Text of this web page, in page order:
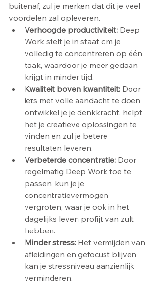
buitenaf, zul je merken dat dit je veel
voordelen zal opleveren.
Verhoogde productiviteit: Deep
Work stelt je in staat om je
volledig te concentreren op één
taak, waardoor je meer gedaan
krijgt in minder tijd.
Kwaliteit boven kwantiteit: Door
iets met volle aandacht te doen
ontwikkel je je denkkracht, helpt
het je creatieve oplossingen te
vinden en zul je betere
resultaten leveren.
Verbeterde concentratie: Door
regelmatig Deep Work toe te
passen, kun je je
concentratievermogen
vergroten, waar je ook in het
dagelijks leven profijt van zult
hebben.
Minder stress: Het vermijden van
afleidingen en gefocust blijven
kan je stressniveau aanzienlijk
verminderen.